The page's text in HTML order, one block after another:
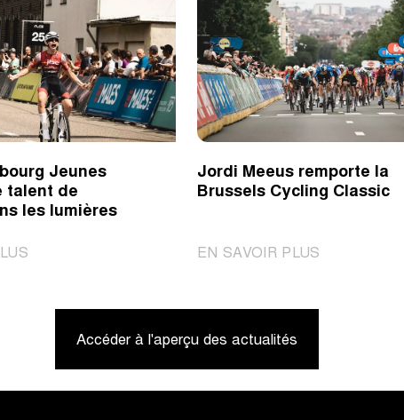
Jeunes
talent de
les lumières
|
Jordi Meeus remporte la
Brussels Cycling Classic
EN SAVOIR PLUS
Accéder à l'aperçu des actualités